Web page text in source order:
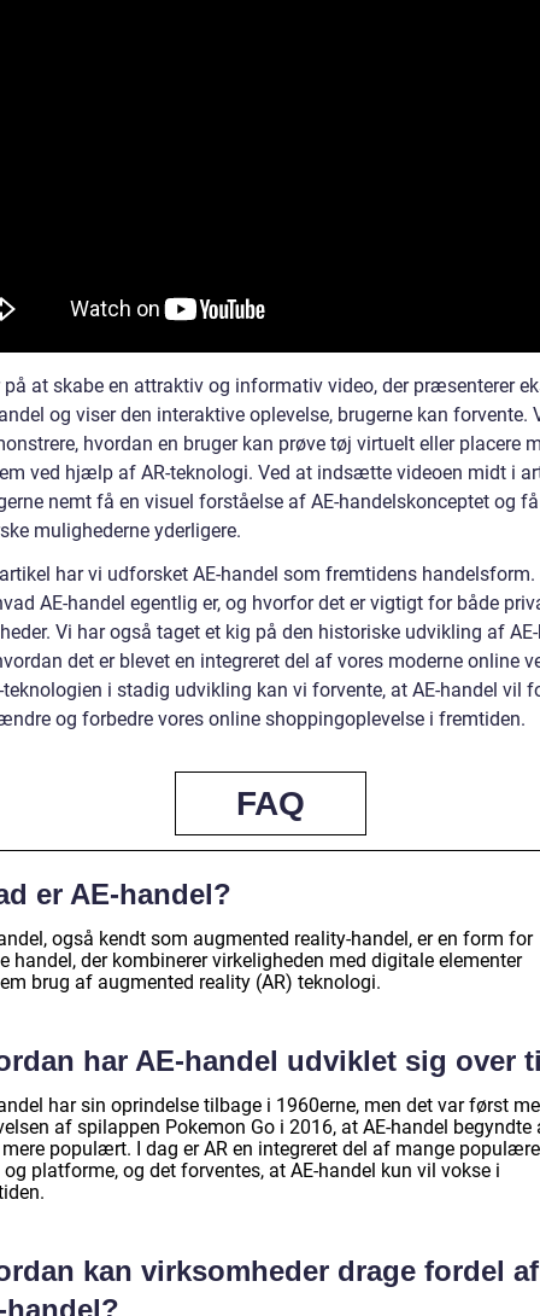
på at skabe en attraktiv og informativ video, der præsenterer
og viser den interaktive oplevelse, brugerne kan forvente.
hvordan en bruger kan prøve tøj virtuelt eller placere
ved hjælp af AR-teknologi. Ved at indsætte videoen midt i
nemt få en visuel forståelse af AE-handelskonceptet og
mulighederne yderligere.
har vi udforsket AE-handel som fremtidens handelsform.
AE-handel egentlig er, og hvorfor det er vigtigt for både
Vi har også taget et kig på den historiske udvikling af
det er blevet en integreret del af vores moderne online
teknologien i stadig udvikling kan vi forvente, at AE-handel vil
og forbedre vores online shoppingoplevelse i fremtiden.
FAQ
er AE-handel?
også kendt som augmented reality-handel, er en form for
handel, der kombinerer virkeligheden med digitale elementer
brug af augmented reality (AR) teknologi.
har AE-handel udviklet sig over
har sin oprindelse tilbage i 1960erne, men det var først
af spilappen Pokemon Go i 2016, at AE-handel begyndte
populært. I dag er AR en integreret del af mange populære
platforme, og det forventes, at AE-handel kun vil vokse i
kan virksomheder drage fordel af